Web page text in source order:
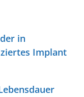
in
Implant